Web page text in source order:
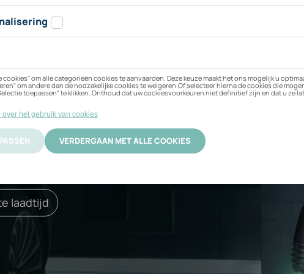
opladen?
het beste bij uw elektrische
Certificering Activatie
laadtijd